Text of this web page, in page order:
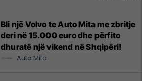
Bli një Volvo te Auto Mita me zbritje
deri në 15.000 euro dhe përfito
dhuratë një vikend në Shqipëri!
Auto Mita